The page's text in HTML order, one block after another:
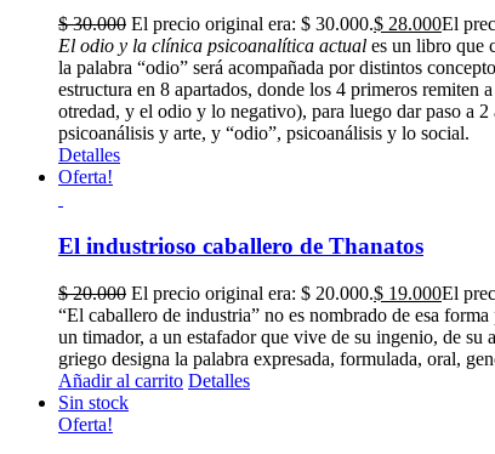
$30.000 El precio original era: $ 30.000.$ 28.000El
El odio y la clínica psicoanalítica actual es un libro que
la palabra “odio” será acompañada por distintos
estructura en 8 apartados, donde los 4 primeros
otredad, y el odio y lo negativo), para luego dar paso a
psicoanálisis y arte, y “odio”, psicoanálisis y lo social.
Detalles
Oferta!
El industrioso caballero de Thanatos
$20.000 El precio original era: $ 20.000.$ 19.000El
“El caballero de industria” no es nombrado de esa
un timador, a un estafador que vive de su ingenio, de su
griego designa la palabra expresada, formulada, oral,
Añadir al carrito Detalles
Sin stock
Oferta!